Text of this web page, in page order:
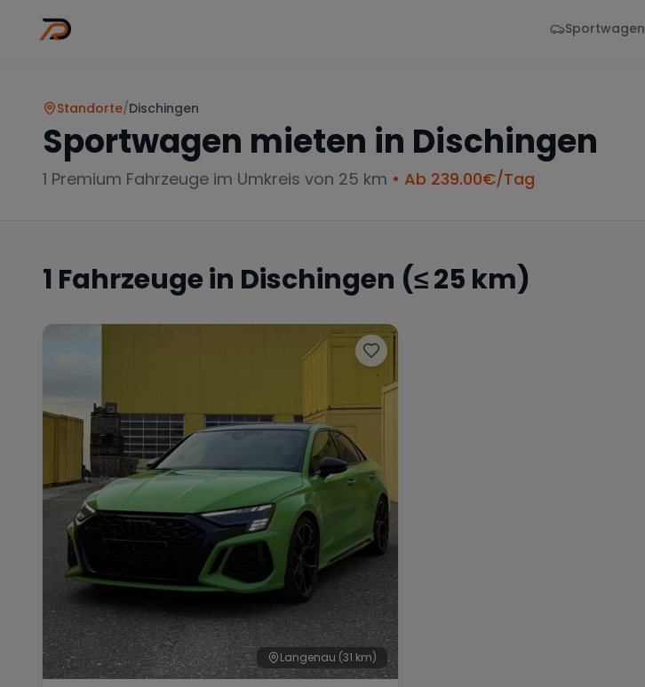
Sportwagen
Standorte/Dischingen
Sportwagen mieten in Dischingen
1 Premium Fahrzeuge im Umkreis von 25 km • Ab 239.00€/Tag
1 Fahrzeuge in Dischingen (≤ 25 km)
Langenau (31 km)